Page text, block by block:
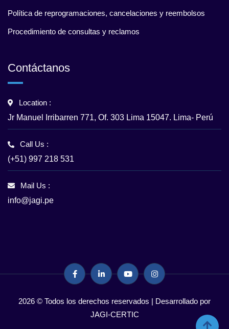
Política de reprogramaciones, cancelaciones y reembolsos
Procedimiento de consultas y reclamos
Contáctanos
Location :
Jr Manuel Irribarren 771, Of. 303 Lima 15047. Lima- Perú
Call Us :
(+51) 997 218 531
Mail Us :
info@jagi.pe
2026 © Todos los derechos reservados | Desarrollado por
JAGI-CERTIC